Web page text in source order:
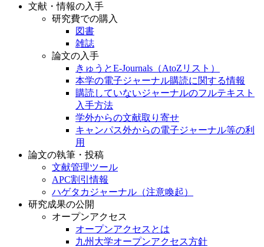
文献・情報の入手
研究費での購入
図書
雑誌
論文の入手
きゅうとE-Journals（AtoZリスト）
本学の電子ジャーナル購読に関する情報
購読していないジャーナルのフルテキスト
入手方法
学外からの文献取り寄せ
キャンパス外からの電子ジャーナル等の利
用
論文の執筆・投稿
文献管理ツール
APC割引情報
ハゲタカジャーナル（注意喚起）
研究成果の公開
オープンアクセス
オープンアクセスとは
九州大学オープンアクセス方針